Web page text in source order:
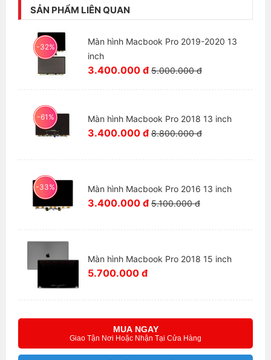
- Thời hạn bảo hành 3 tháng
- 1 đổi 1 mới nếu phát sinh lỗi và không đúng mẫu
mã
- Trường hợp không nhận bảo hành: màn hình không
SẢN PHẨM LIÊN QUAN
-32%
Màn hình Macbook Pro 2019-2020 13
inch
3.400.000 đ 5.000.000 đ
-61% Màn hình Macbook Pro 2018 13 inch
3.400.000 đ 8.800.000 đ
-33% Màn hình Macbook Pro 2016 13 inch
3.400.000 đ 5.100.000 đ
Màn hình Macbook Pro 2018 15 inch
5.700.000 đ
MUA NGAY
Giao Tận Nơi Hoặc Nhận Tại Cửa Hàng